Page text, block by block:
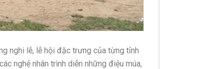
nghi lễ, lễ hội đặc trưng của từng tỉnh
nghệ nhân trình diễn những điệu múa,